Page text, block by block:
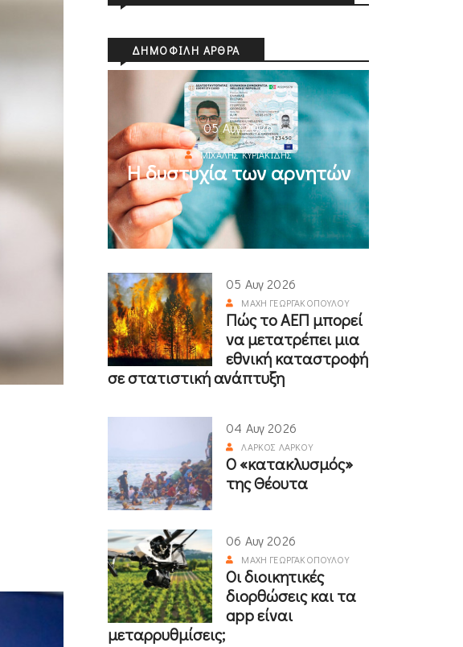
ΔΗΜΟΦΙΛΉ ΆΡΘΡΑ
05 Αυγ 2026
ΜΙΧΆΛΗΣ ΚΥΡΙΑΚΊΔΗΣ
Η δυστυχία των αρνητών
05 Αυγ 2026
ΜΆΧΗ ΓΕΩΡΓΑΚΟΠΟΎΛΟΥ
Πώς το ΑΕΠ μπορεί
να μετατρέπει μια
εθνική καταστροφή
σε στατιστική ανάπτυξη
04 Αυγ 2026
ΛΆΡΚΟΣ ΛΆΡΚΟΥ
Ο «κατακλυσμός»
της Θέουτα
06 Αυγ 2026
ΜΆΧΗ ΓΕΩΡΓΑΚΟΠΟΎΛΟΥ
Οι διοικητικές
διορθώσεις και τα
app είναι
μεταρρυθμίσεις;